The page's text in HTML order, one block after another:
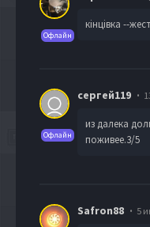
Офлайн
кінцівка --
Офлайн
сергей119
из далека
поживее.3/5
Safron88 5